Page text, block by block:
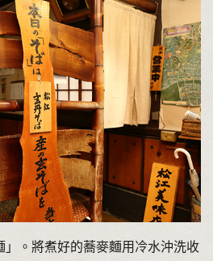
」。將煮好的蕎麥麵用冷水沖洗收